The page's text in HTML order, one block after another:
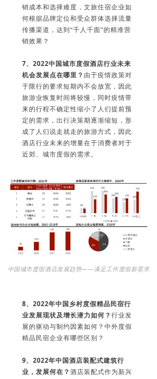
销成本和选择难度，文旅住宿企业如
何根据品牌定位和受众群体选择流量
传播渠道，达到“千人千面”的精准营
销效果？
7、2022中国城市度假酒店行业未来
机会发展点在哪里？ 由于疫情政策对
于限行的要求短期内不会放宽，因此
旅游业恢复时间将较慢，同时疫情带
来的行程不确定性缩小了人们提前预
定的需求，出行决策期逐渐缩短，形
成了人们说走就走的旅游方式，因此
酒店行业未来的增量在于消费者对于
近郊、城市度假的需求。
中国城市度假酒店发展趋势——满足工作度假新需求
8、2022年中国乡村度假精品民宿行
业发展现状及增长潜力如何？ 行业发
展的驱动与制约因素如何？中外度假
精品民宿企业有哪些区别？
9、2022年中国酒店装配式建筑行
业，发展何在？ 酒店装配式作为新兴